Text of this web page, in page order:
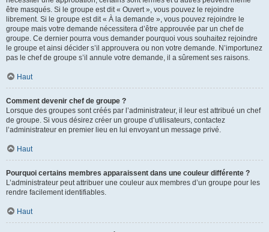
être masqués. Si le groupe est dit « Ouvert », vous pouvez le rejoindre
librement. Si le groupe est dit « À la demande », vous pouvez rejoindre le
groupe mais votre demande nécessitera d’être approuvée par un chef de
groupe. Ce dernier pourra vous demander pourquoi vous souhaitez rejoindre
le groupe et ainsi décider s’il approuvera ou non votre demande. N’importunez
pas le chef de groupe s’il annule votre demande, il a sûrement ses raisons.
Haut
Comment devenir chef de groupe ?
Lorsque des groupes sont créés par l’administrateur, il leur est attribué un chef
de groupe. Si vous désirez créer un groupe d’utilisateurs, contactez
l’administrateur en premier lieu en lui envoyant un message privé.
Haut
Pourquoi certains membres apparaissent dans une couleur différente ?
L’administrateur peut attribuer une couleur aux membres d’un groupe pour les
rendre facilement identifiables.
Haut